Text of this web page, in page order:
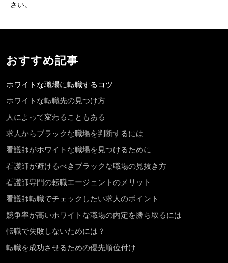
さい。
おすすめ記事
ホワイトな職場に転職するコツ
ホワイトな転職先の見つけ方
人によって変わることもある
求人からブラックな職場を判断するには
看護師がホワイトな職場を見つけるために
看護師が避けるべきブラックな職場の見抜き方
看護師専門の転職エージェントのメリット
看護師転職でチェックしたい求人のポイント
競争率が高いホワイトな職場の内定を勝ち取るには
転職で失敗しないためには？
転職を成功させるための優先順位付け